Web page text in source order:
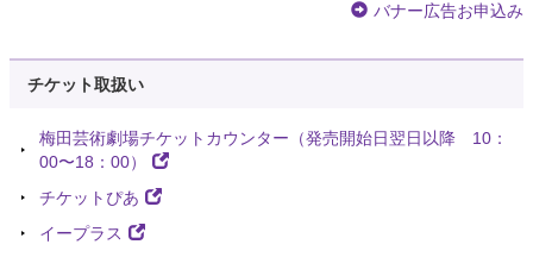
バナー広告お申込み
チケット取扱い
梅田芸術劇場チケットカウンター（発売開始日翌日以降 10：
00〜18：00）
チケットぴあ
イープラス